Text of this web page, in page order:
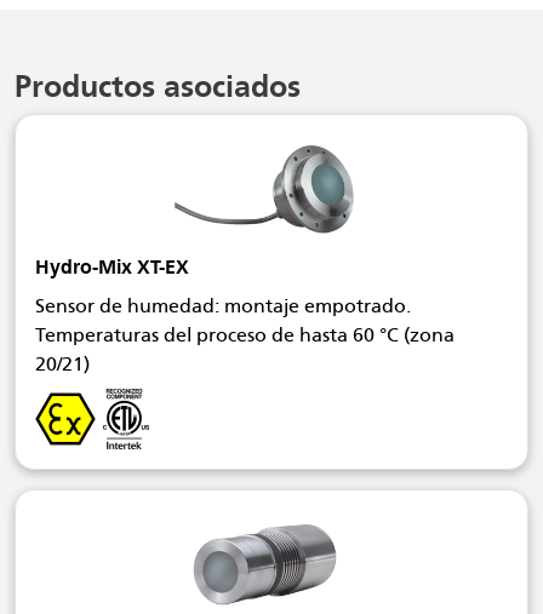
Productos asociados
Hydro-Mix XT-EX
Sensor de humedad: montaje empotrado.
Temperaturas del proceso de hasta 60 °C (zona
20/21)